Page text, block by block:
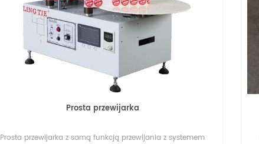
Prosta przewijarka
Prosta przewijarka z samą funkcją przewijania z systemem